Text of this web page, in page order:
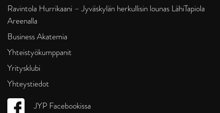
Ravintola Hurrikaani – Jyväskylän herkullisin lounas LähiTapiola
Areenalla
Business Akatemia
Yhteistyökumppanit
Yritysklubi
Yhteystiedot
JYP Facebookissa